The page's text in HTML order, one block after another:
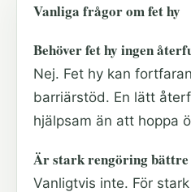
Vanliga frågor om fet hy
Behöver fet hy ingen
Nej. Fet hy kan
barriärstöd. En lätt
hjälpsam än att hoppa
Är stark rengöring bättre
Vanligtvis inte. För